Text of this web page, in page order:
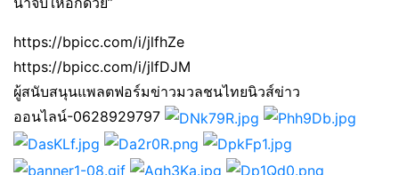
https://bpicc.com/i/jlfhZe
https://bpicc.com/i/jlfDJM
ผู้สนับสนุนแพลตฟอร์มข่าวมวลชนไทยนิวส์ข่าว
ออนไลน์-0628929797